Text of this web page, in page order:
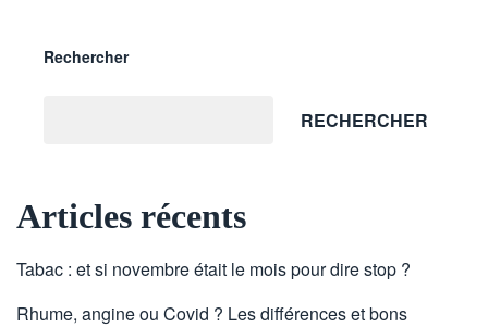
Rechercher
RECHERCHER
Articles récents
Tabac : et si novembre était le mois pour dire stop ?
Rhume, angine ou Covid ? Les différences et bons